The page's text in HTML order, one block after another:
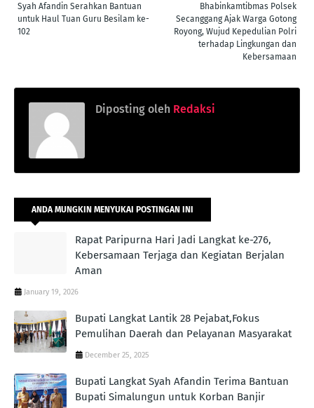
Bhabinkamtibmas Polsek
Secanggang Ajak Warga Gotong
Royong, Wujud Kepedulian Polri
terhadap Lingkungan dan
Kebersamaan
Syah Afandin Serahkan Bantuan
untuk Haul Tuan Guru Besilam ke-
102
Diposting oleh Redaksi
ANDA MUNGKIN MENYUKAI POSTINGAN INI
Rapat Paripurna Hari Jadi Langkat ke-276,
Kebersamaan Terjaga dan Kegiatan Berjalan
Aman
January 19, 2026
Bupati Langkat Lantik 28 Pejabat,Fokus
Pemulihan Daerah dan Pelayanan Masyarakat
December 25, 2025
Bupati Langkat Syah Afandin Terima Bantuan
Bupati Simalungun untuk Korban Banjir